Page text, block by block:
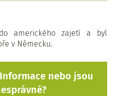
amerického zajetí a byl
v Německu.
nebo jsou